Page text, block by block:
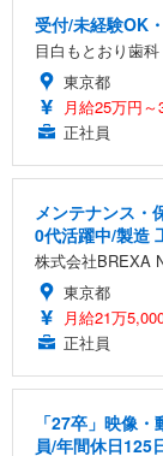
受付/未経験OK
目白もとおり歯
東京都
月給25万円～
正社員
メンテナンス・
0代活躍中/製造
株式会社BREXA
東京都
月給21万
正社員
「27卒」映像
員/年間休日125